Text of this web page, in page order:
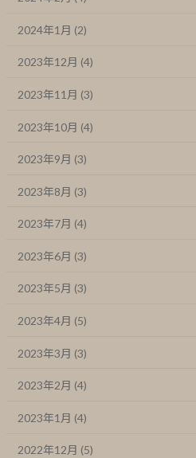
2024年1月 (2)
2023年12月 (4)
2023年11月 (3)
2023年10月 (4)
2023年9月 (3)
2023年8月 (3)
2023年7月 (4)
2023年6月 (3)
2023年5月 (3)
2023年4月 (5)
2023年3月 (3)
2023年2月 (4)
2023年1月 (4)
2022年12月 (5)